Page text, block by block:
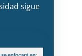
sigue